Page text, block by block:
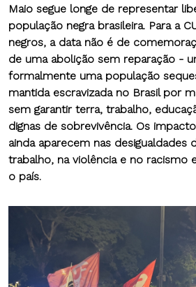
Maio segue longe de representar
população negra brasileira. Para a
negros, a data não é de
de uma abolição sem reparação -
formalmente uma população
mantida escravizada no Brasil por
sem garantir terra, trabalho,
dignas de sobrevivência. Os
ainda aparecem nas desigualdades
trabalho, na violência e no racismo
o país.